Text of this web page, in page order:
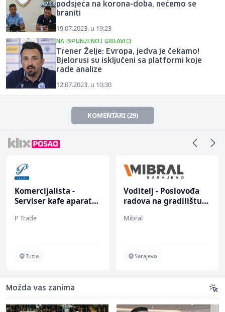
podsjeća na korona-doba, nećemo se
braniti
19.07.2023. u 19:23
NA ISPUNJENOJ GRBAVICI
Trener Želje: Evropa, jedva je čekamo!
Bjelorusi su isključeni sa platformi koje
rade analize
12.07.2023. u 10:30
KOMENTARI (29)
Komercijalista -
Serviser kafe aparata
P Trade
Tuzla
Voditelj - Poslovođa
radova na gradilištu
Mibral
Sarajevo
Možda vas zanima